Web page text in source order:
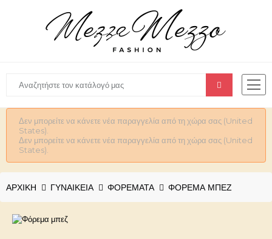
Δεν μπορείτε να κάνετε νέα παραγγελία από τη χώρα σας (United
States).
Δεν μπορείτε να κάνετε νέα παραγγελία από τη χώρα σας (United
States).
ΑΡΧΙΚΉ ΓΥΝΑΙΚΕΊΑ ΦΟΡΕΜΑΤΑ ΦΌΡΕΜΑ ΜΠΕΖ